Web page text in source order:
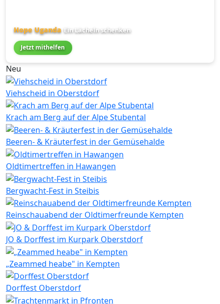
Hope Uganda Ein Lächeln schenken
Jetzt mithelfen
Neu
Viehscheid in Oberstdorf
Krach am Berg auf der Alpe Stubental
Beeren- & Kräuterfest in der Gemüsehalde
Oldtimertreffen in Hawangen
Bergwacht-Fest in Steibis
Reinschauabend der Oldtimerfreunde Kempten
JO & Dorffest im Kurpark Oberstdorf
„Zeammed heabe" in Kempten
Dorffest Oberstdorf